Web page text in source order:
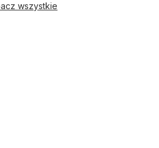
wszystkie